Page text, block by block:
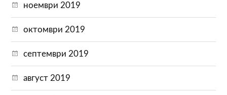
ноември 2019
октомври 2019
септември 2019
август 2019